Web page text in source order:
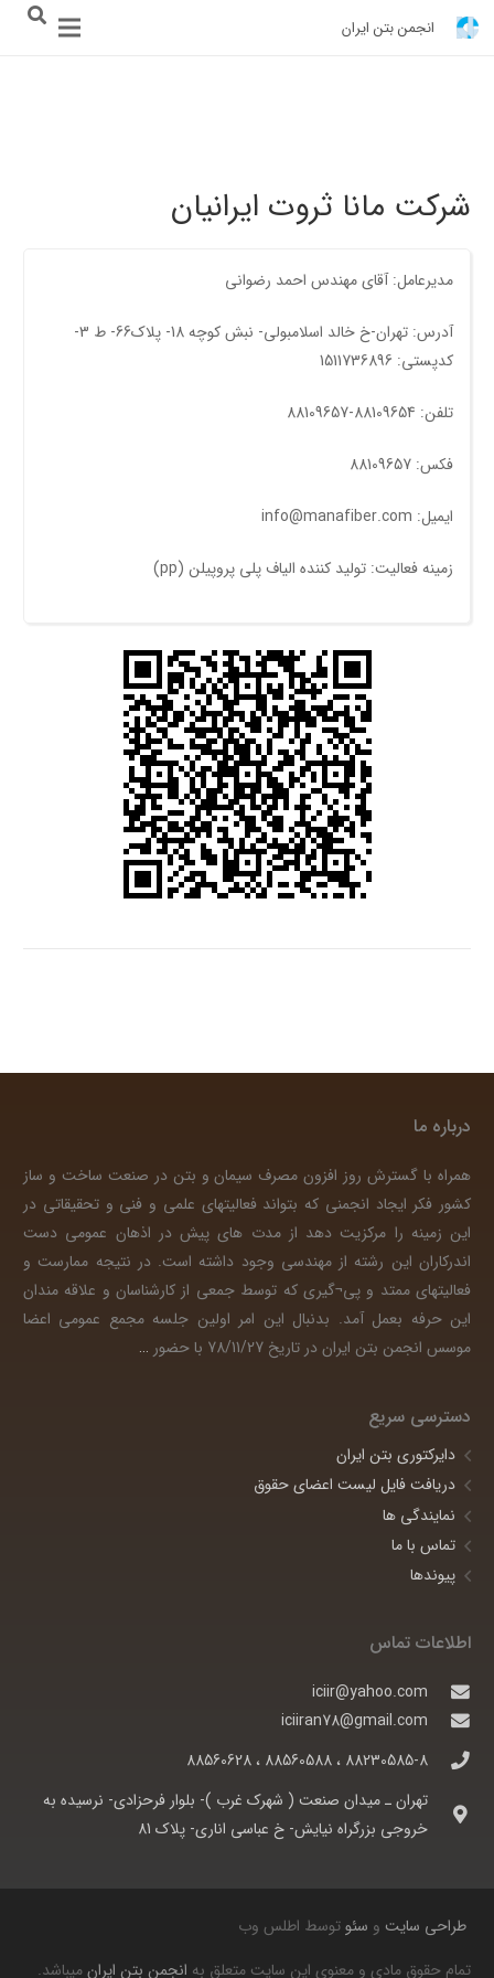
انجمن بتن ایران
شرکت مانا ثروت ایرانیان
مدیرعامل: آقای مهندس احمد رضوانی
آدرس: تهران-خ خالد اسلامبولی- نبش کوچه 18- پلاک66- ط 3-
کدپستی: 1511736896
تلفن: 88109654-88109657
فکس: 88109657
ایمیل: info@manafiber.com
زمینه فعالیت: توليد کننده الياف پلی پروپيلن (pp)
درباره ما
همراه با گسترش روز افزون مصرف سیمان و بتن در صنعت ساخت و ساز
کشور فکر ایجاد انجمنی که بتواند فعالیتهای علمی و فنی و تحقیقاتی در
این زمینه را مرکزیت دهد از مدت های پیش در اذهان عمومی دست
اندرکاران این رشته از مهندسی وجود داشته است. در نتیجه ممارست و
فعالیتهای ممتد و پی¬گیری که توسط جمعی از کارشناسان و علاقه مندان
این حرفه بعمل آمد. بدنبال این امر اولین جلسه مجمع عمومی اعضا
موسس انجمن بتن ایران در تاریخ 78/11/27 با حضور
…
دسترسی سریع
دایرکتوری بتن ایران
دریافت فایل لیست اعضای حقوق
نمایندگی ها
تماس با ما
پیوندها
اطلاعات تماس
iciir@yahoo.com
iciiran78@gmail.com
88230585-8 ، 88560588 ، 88560628
تهران ـ ميدان صنعت ( شهرک غرب )- بلوار فرحزادی- نرسيده به
خروجی بزرگراه نيايش- خ عباسی اناری- پلاک 81
طراحی سایت و سئوتوسط اطلس وب
تمام حقوق مادی و معنوی این سایت متعلق به انجمن بتن ایرانمیباشد.